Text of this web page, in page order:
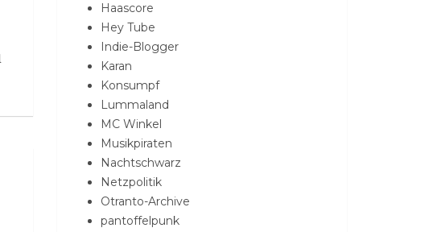
Haascore
Hey Tube
Indie-Blogger
Karan
Konsumpf
Lummaland
MC Winkel
Musikpiraten
Nachtschwarz
Netzpolitik
Otranto-Archive
pantoffelpunk